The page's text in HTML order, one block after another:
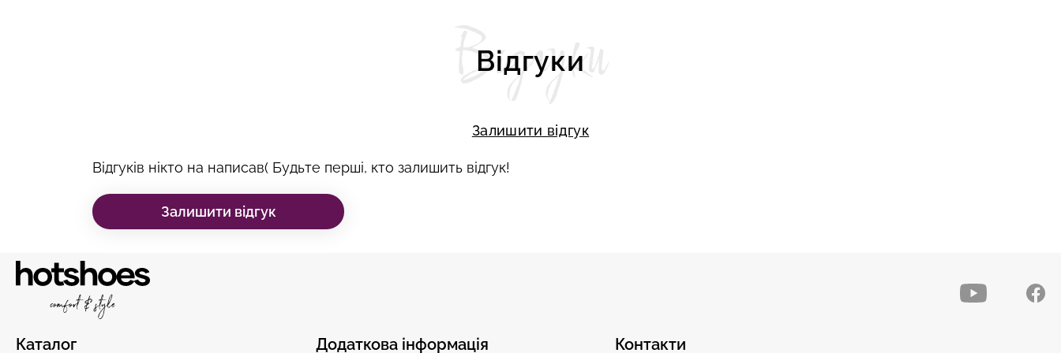
Відгуки
Відгуки
Залишити відгук
Відгуків нікто на написав( Будьте перші, кто залишить відгук!
Залишити відгук
Каталог Додаткова інформація Контакти